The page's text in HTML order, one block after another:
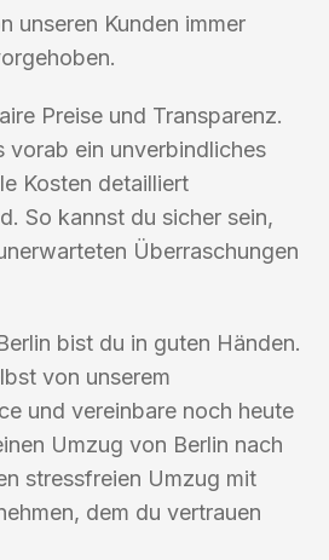
unseren Kunden immer
Preise und Transparenz.
vorab ein unverbindliches
Kosten detailliert
So kannst du sicher sein,
Überraschungen
bist du in guten Händen.
von unserem
und vereinbare noch heute
Umzug von Berlin nach
stressfreien Umzug mit
dem du vertrauen